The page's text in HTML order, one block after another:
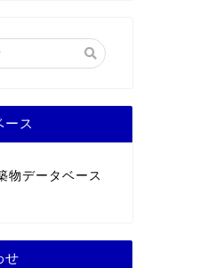
ース
物データベース
せ